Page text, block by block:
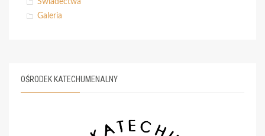
Świadectwa
Galeria
OŚRODEK KATECHUMENALNY